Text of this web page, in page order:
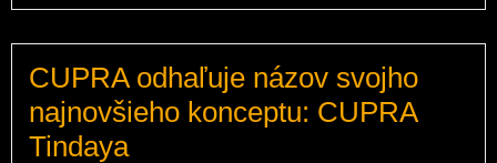
CUPRA odhaľuje názov svojho
najnovšieho konceptu: CUPRA
Tindaya